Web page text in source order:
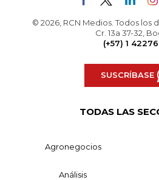
© 2026, RCN Medios. Todos los
Cr. 13a 37-32,
(+57) 1
SUSCRÍBASE
TODAS LAS
Agronegocios
Análisis